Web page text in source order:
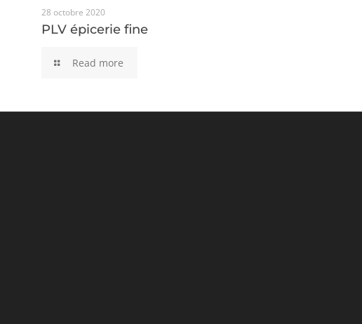
28 octobre 2020
PLV épicerie fine
Read more